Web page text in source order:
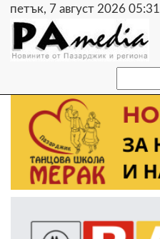
петък, 7 август 2026 05:31